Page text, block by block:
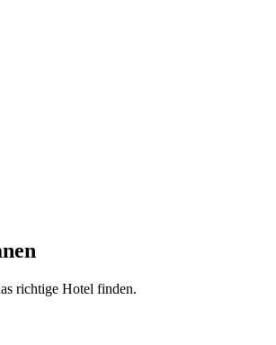
richtige Hotel finden.